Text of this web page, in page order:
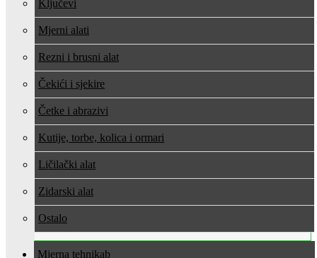
Ključevi
Mjerni alati
Rezni i brusni alat
Čekići i sjekire
Četke i abrazivi
Kutije, torbe, kolica i ormari
Ličilački alat
Zidarski alat
Ostalo
Mjerna tehnika